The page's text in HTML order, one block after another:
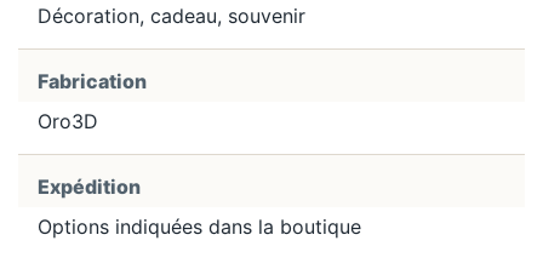
Décoration, cadeau, souvenir
Fabrication
Oro3D
Expédition
Options indiquées dans la boutique